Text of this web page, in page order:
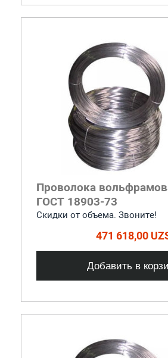
Проволока
ГОСТ 18903-73
Скидки от объема. Звоните!
471 618,00
Добавить в